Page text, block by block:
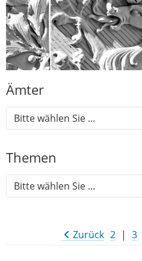
Ämter
Themen
Zurück 2 | 3